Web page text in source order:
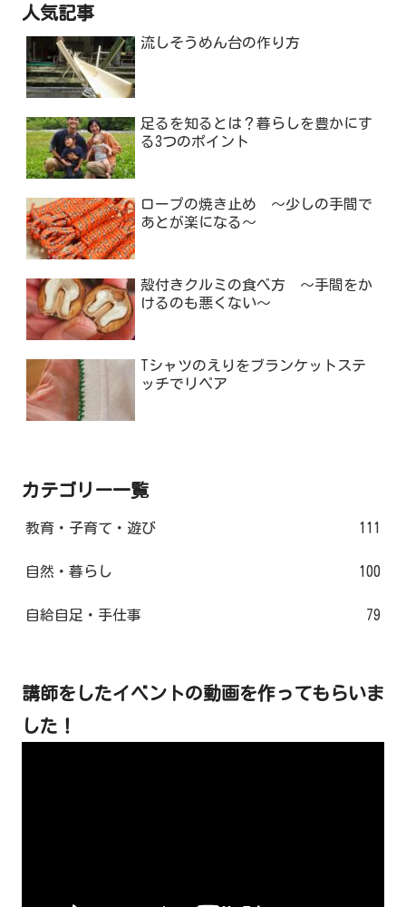
人気記事
流しそうめん台の作り方
足るを知るとは？暮らしを豊かにす
る3つのポイント
ロープの焼き止め ～少しの手間で
あとが楽になる～
殻付きクルミの食べ方 ～手間をか
けるのも悪くない～
Tシャツのえりをブランケットステ
ッチでリペア
カテゴリー一覧
教育・子育て・遊び 111
自然・暮らし 100
自給自足・手仕事 79
講師をしたイベントの動画を作ってもらいま
した！